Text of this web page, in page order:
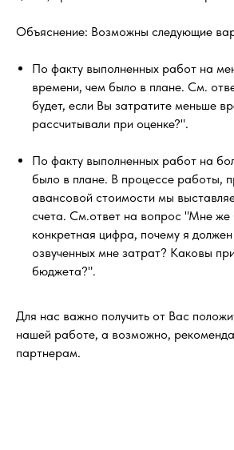
Объяснение: Возможны следующие
По факту выполненных работ на
времени, чем было в плане. См.
будет, если Вы затратите меньше
рассчитывали при оценке?".
По факту выполненных работ на
было в плане. В процессе работы,
авансовой стоимости мы
счета. См.ответ на вопрос "Мне же
конкретная цифра, почему я
озвученных мне затрат? Каковы
бюджета?".
Для нас важно получить от Вас
нашей работе, а возможно,
партнерам.